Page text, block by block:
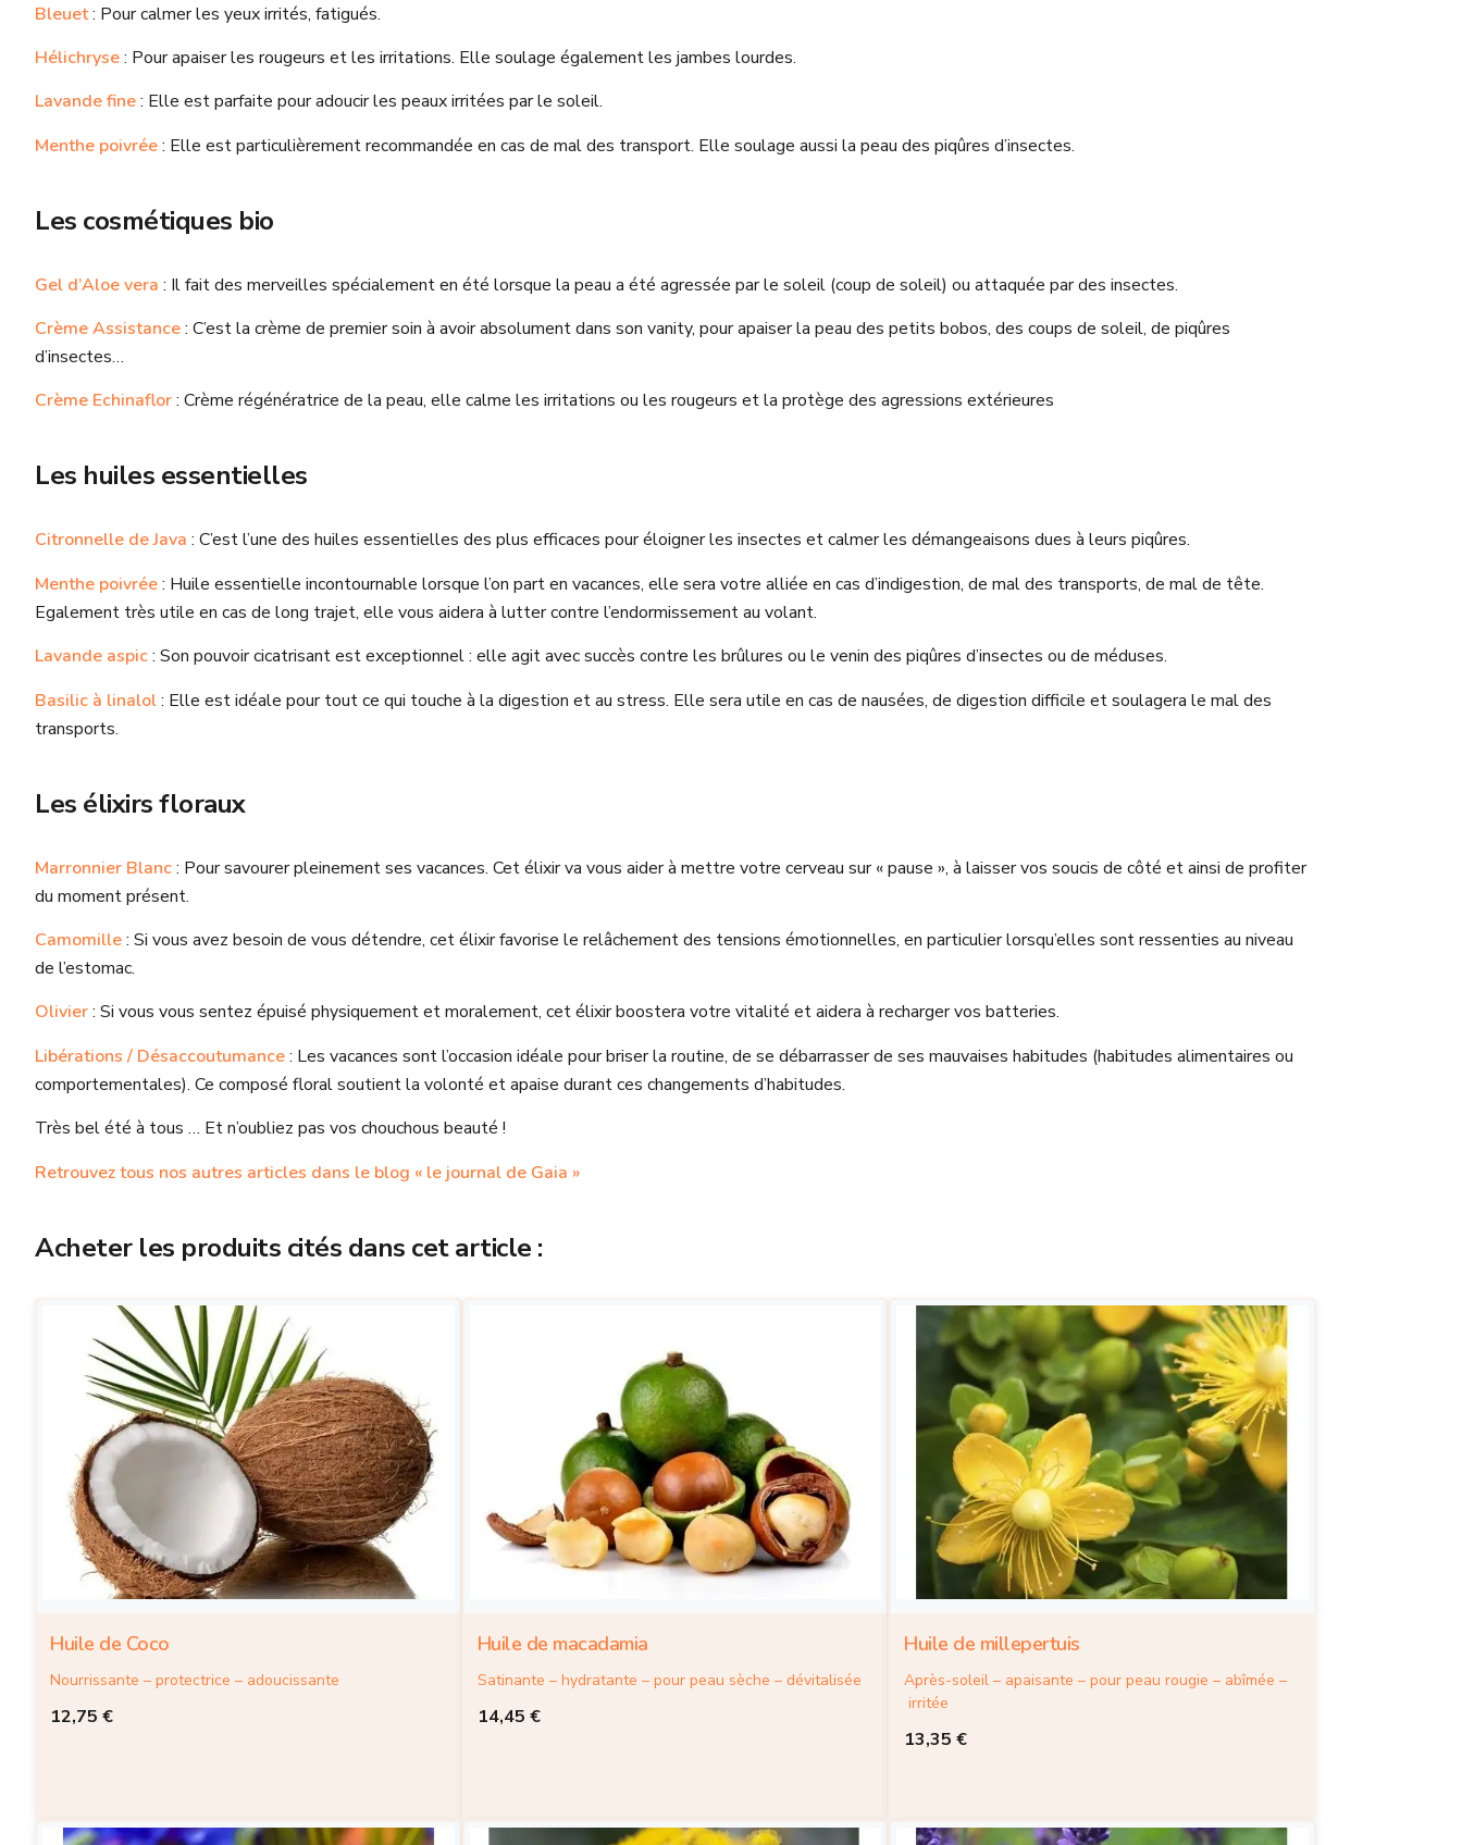
Bleuet: Pour calmer les yeux irrités, fatigués.
Hélichryse: Pour apaiser les rougeurs et les irritations. Elle soulage également les jambes lourdes.
Lavande fine: Elle est parfaite pour adoucir les peaux irritées par le soleil.
Menthe poivrée: Elle est particulièrement recommandée en cas de mal des transport. Elle soulage aussi la peau des piqûres d’insectes.
Les cosmétiques bio
Gel d’Aloe vera : Il fait des merveilles spécialement en été lorsque la peau a été agressée par le soleil (coup de soleil) ou attaquée par des insectes.
Crème Assistance: C’est la crème de premier soin à avoir absolument dans son vanity, pour apaiser la peau des petits bobos, des coups de soleil, de piqûres
d’insectes…
Crème Echinaflor: Crème régénératrice de la peau, elle calme les irritations ou les rougeurs et la protège des agressions extérieures
Les huiles essentielles
Citronnelle de Java : C’est l’une des huiles essentielles des plus efficaces pour éloigner les insectes et calmer les démangeaisons dues à leurs piqûres.
Menthe poivrée: Huile essentielle incontournable lorsque l’on part en vacances, elle sera votre alliée en cas d’indigestion, de mal des transports, de mal de tête.
Egalement très utile en cas de long trajet, elle vous aidera à lutter contre l’endormissement au volant.
Lavande aspic: Son pouvoir cicatrisant est exceptionnel : elle agit avec succès contre les brûlures ou le venin des piqûres d’insectes ou de méduses.
Basilic à linalol: Elle est idéale pour tout ce qui touche à la digestion et au stress. Elle sera utile en cas de nausées, de digestion difficile et soulagera le mal des
transports.
Les élixirs floraux
Marronnier Blanc: Pour savourer pleinement ses vacances. Cet élixir va vous aider à mettre votre cerveau sur « pause », à laisser vos soucis de côté et ainsi de profiter
du moment présent.
Camomille: Si vous avez besoin de vous détendre, cet élixir favorise le relâchement des tensions émotionnelles, en particulier lorsqu’elles sont ressenties au niveau
de l’estomac.
Olivier: Si vous vous sentez épuisé physiquement et moralement, cet élixir boostera votre vitalité et aidera à recharger vos batteries.
Libérations / Désaccoutumance: Les vacances sont l’occasion idéale pour briser la routine, de se débarrasser de ses mauvaises habitudes (habitudes alimentaires ou
comportementales). Ce composé floral soutient la volonté et apaise durant ces changements d’habitudes.
Très bel été à tous … Et n’oubliez pas vos chouchous beauté !
Retrouvez tous nos autres articles dans le blog « le journal de Gaia »
Acheter les produits cités dans cet article :
Huile de Coco
12,75 €
Nourrissante – protectrice – adoucissante
Huile de macadamia
14,45 €
Satinante – hydratante – pour peau sèche – dévitalisée
Huile de millepertuis
13,35€
Après-soleil – apaisante – pour peau rougie – abîmée –
irritée